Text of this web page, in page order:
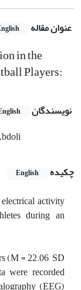
عنوان مقاله
in the
Players:
نویسندگان
چکیده
English
activity
during an
(M = 22.06, SD
were recorded
(EEG)